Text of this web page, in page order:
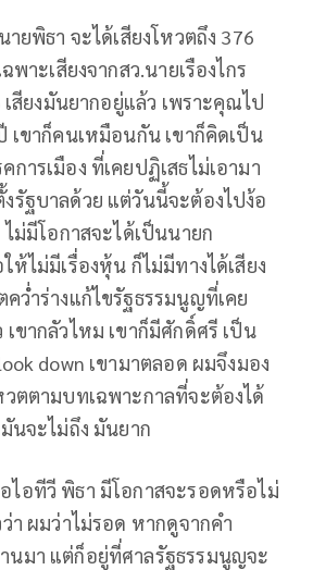
ายพิธา จะได้เสียงโหวตถึง 376
พาะเสียงจากสว.นายเรืองไกร
เสียงมันยากอยู่แล้ว เพราะคุณไป
เขาก็คนเหมือนกัน เขาก็คิดเป็น
การเมือง ที่เคยปฏิเสธไม่เอามา
รัฐบาลด้วย แต่วันนี้จะต้องไปง้อ
ม่มีโอกาสจะได้เป็นนายก
ห้ไม่มีเรื่องหุ้น ก็ไม่มีทางได้เสียง
ว่่ำร่างแก้ไขรัฐธรรมนูญที่เคย
ขากลัวไหม เขาก็มีศักดิ์ศรี เป็น
down เขามาตลอด ผมจึงมอง
วตตามบทเฉพาะกาลที่จะต้องได้
นจะไม่ถึง มันยาก
ไอทีวี พิธา มีโอกาสจะรอดหรือไม่
ว่า ผมว่าไม่รอด หากดูจากคำ
นมา แต่ก็อยู่ที่ศาลรัฐธรรมนูญจะ